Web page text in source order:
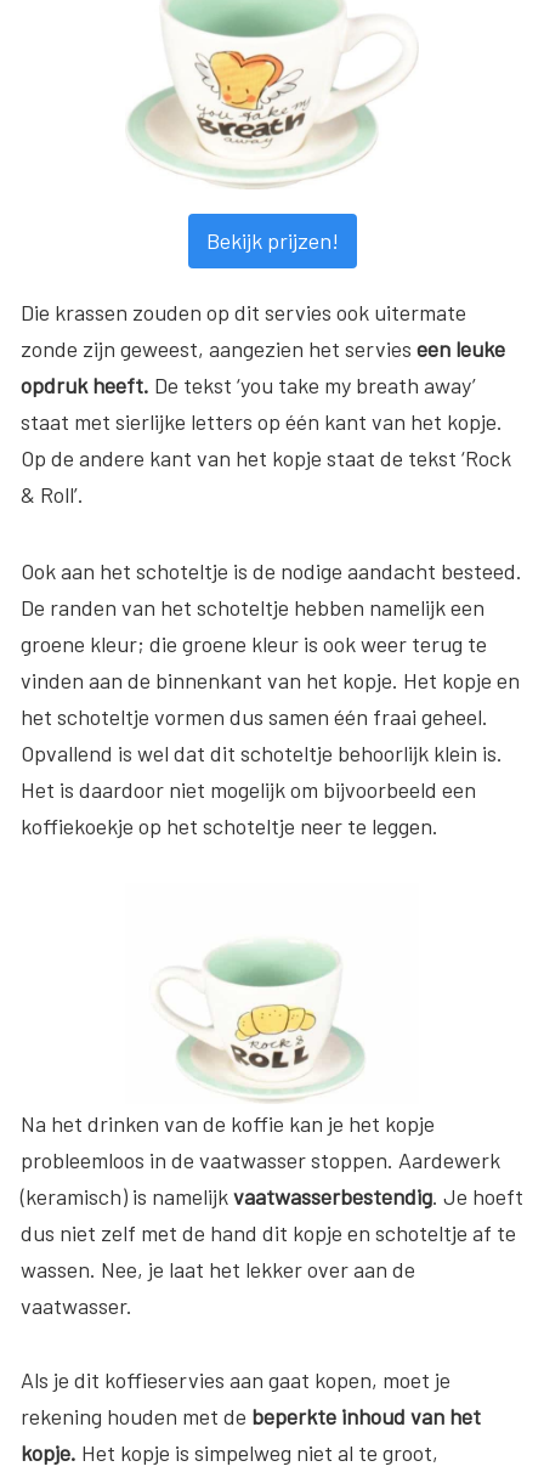
Bekijk prijzen!
Die krassen zouden op dit servies ook uitermate
zonde zijn geweest, aangezien het servies een leuke
opdruk heeft. De tekst ‘you take my breath away’
staat met sierlijke letters op één kant van het kopje.
Op de andere kant van het kopje staat de tekst ‘Rock
& Roll’.
Ook aan het schoteltje is de nodige aandacht besteed.
De randen van het schoteltje hebben namelijk een
groene kleur; die groene kleur is ook weer terug te
vinden aan de binnenkant van het kopje. Het kopje en
het schoteltje vormen dus samen één fraai geheel.
Opvallend is wel dat dit schoteltje behoorlijk klein is.
Het is daardoor niet mogelijk om bijvoorbeeld een
koffiekoekje op het schoteltje neer te leggen.
Na het drinken van de koffie kan je het kopje
probleemloos in de vaatwasser stoppen. Aardewerk
(keramisch) is namelijkvaatwasserbestendig. Je hoeft
dus niet zelf met de hand dit kopje en schoteltje af te
wassen. Nee, je laat het lekker over aan de
vaatwasser.
Als je dit koffieservies aan gaat kopen, moet je
rekening houden met de beperkte inhoud van het
kopje. Het kopje is simpelweg niet al te groot,